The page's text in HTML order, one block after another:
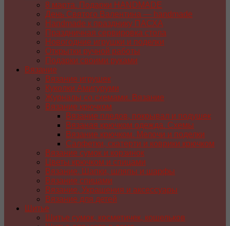
8 марта. Подарки HANDMADE
День Святого Валентина — handmade
Handmade к празднику ПАСХA
Праздничная сервировка стола
Новогодние игрушки и поделки
Открытки ручной работы
Подарки своими руками
Вязание
Вязание игрушек
Куколки Амигуруми
Журналы со схемами. Вязание
Вязание крючком
Вязание пледов, покрывал и подушек
Вязаная крючком одежда. Схемы
Вязание крючком. Мелочи и поделки
Салфетки, скатерти и коврики крючком
Вязание сумок и корзинок
Цветы крючком и спицами
Вязание. Шапки, шляпы и шарфы
Вязание спицами
Вязание. Украшения и аксессуары
Вязание для детей
Шитье
Шитье сумок, косметичек, кошельков